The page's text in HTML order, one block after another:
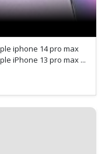
iphone 14 pro max
iPhone 13 pro max ...